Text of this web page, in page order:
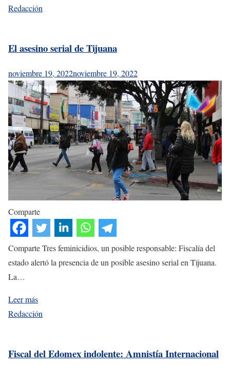
Redacción
El asesino serial de Tijuana
noviembre 19, 2022noviembre 19, 2022
Comparte
Comparte Tres feminicidios, un posible responsable: Fiscalía del
estado alertó la presencia de un posible asesino serial en Tijuana.
La…
Leer más
Redacción
Fiscal del Edomex indolente: Amnistía Internacional